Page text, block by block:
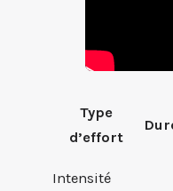
Type
d’effort
Intensité